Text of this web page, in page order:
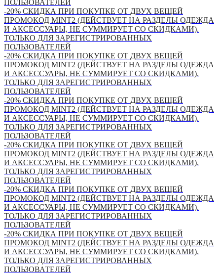
ПОЛЬЗОВАТЕЛЕЙ
-20% СКИДКА ПРИ ПОКУПКЕ ОТ ДВУХ ВЕЩЕЙ
ПРОМОКОД MINT2 (ДЕЙСТВУЕТ НА РАЗДЕЛЫ ОДЕЖДА
И АКСЕССУАРЫ, НЕ СУММИРУЕТ СО СКИДКАМИ).
ТОЛЬКО ДЛЯ ЗАРЕГИСТРИРОВАННЫХ
ПОЛЬЗОВАТЕЛЕЙ
-20% СКИДКА ПРИ ПОКУПКЕ ОТ ДВУХ ВЕЩЕЙ
ПРОМОКОД MINT2 (ДЕЙСТВУЕТ НА РАЗДЕЛЫ ОДЕЖДА
И АКСЕССУАРЫ, НЕ СУММИРУЕТ СО СКИДКАМИ).
ТОЛЬКО ДЛЯ ЗАРЕГИСТРИРОВАННЫХ
ПОЛЬЗОВАТЕЛЕЙ
-20% СКИДКА ПРИ ПОКУПКЕ ОТ ДВУХ ВЕЩЕЙ
ПРОМОКОД MINT2 (ДЕЙСТВУЕТ НА РАЗДЕЛЫ ОДЕЖДА
И АКСЕССУАРЫ, НЕ СУММИРУЕТ СО СКИДКАМИ).
ТОЛЬКО ДЛЯ ЗАРЕГИСТРИРОВАННЫХ
ПОЛЬЗОВАТЕЛЕЙ
-20% СКИДКА ПРИ ПОКУПКЕ ОТ ДВУХ ВЕЩЕЙ
ПРОМОКОД MINT2 (ДЕЙСТВУЕТ НА РАЗДЕЛЫ ОДЕЖДА
И АКСЕССУАРЫ, НЕ СУММИРУЕТ СО СКИДКАМИ).
ТОЛЬКО ДЛЯ ЗАРЕГИСТРИРОВАННЫХ
ПОЛЬЗОВАТЕЛЕЙ
-20% СКИДКА ПРИ ПОКУПКЕ ОТ ДВУХ ВЕЩЕЙ
ПРОМОКОД MINT2 (ДЕЙСТВУЕТ НА РАЗДЕЛЫ ОДЕЖДА
И АКСЕССУАРЫ, НЕ СУММИРУЕТ СО СКИДКАМИ).
ТОЛЬКО ДЛЯ ЗАРЕГИСТРИРОВАННЫХ
ПОЛЬЗОВАТЕЛЕЙ
-20% СКИДКА ПРИ ПОКУПКЕ ОТ ДВУХ ВЕЩЕЙ
ПРОМОКОД MINT2 (ДЕЙСТВУЕТ НА РАЗДЕЛЫ ОДЕЖДА
И АКСЕССУАРЫ, НЕ СУММИРУЕТ СО СКИДКАМИ).
ТОЛЬКО ДЛЯ ЗАРЕГИСТРИРОВАННЫХ
ПОЛЬЗОВАТЕЛЕЙ